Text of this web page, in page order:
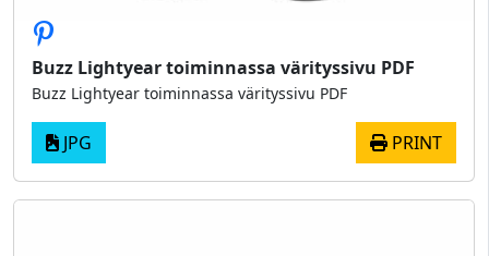
Buzz Lightyear toiminnassa värityssivu PDF
Buzz Lightyear toiminnassa värityssivu PDF
JPG PRINT